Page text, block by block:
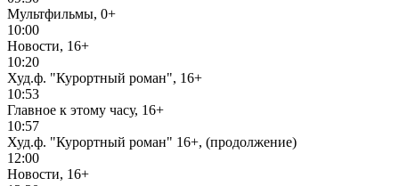
Мультфильмы, 0+
10:00
Новости, 16+
10:20
Худ.ф. "Курортный роман", 16+
10:53
Главное к этому часу, 16+
10:57
Худ.ф. "Курортный роман" 16+, (продолжение)
12:00
Новости, 16+